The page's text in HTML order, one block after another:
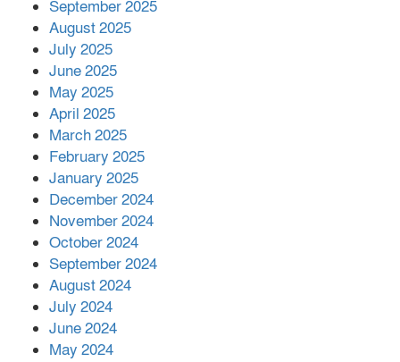
পর ফোন তারেক রহমানের,গ্যাস সঙ্কট
সহায়তা দিলেন সাচিং প্রু জেরী
September 2025
August 2025
July 2025
June 2025
May 2025
April 2025
March 2025
February 2025
January 2025
December 2024
November 2024
October 2024
September 2024
August 2024
July 2024
June 2024
May 2024